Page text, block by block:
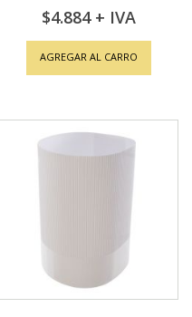
$4.884
AGREGAR AL CARRO